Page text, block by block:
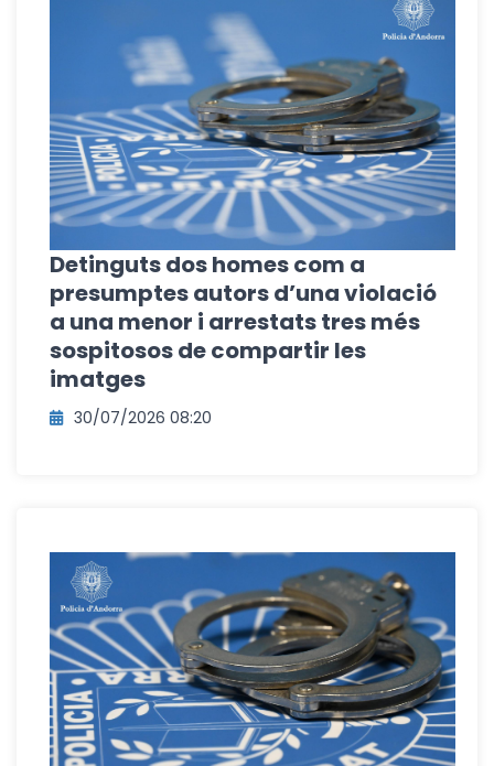
Detinguts dos homes com a
presumptes autors d’una violació
a una menor i arrestats tres més
sospitosos de compartir les
imatges
30/07/2026 08:20